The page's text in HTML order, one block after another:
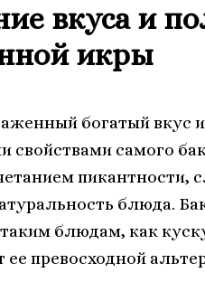
вкуса и
икры
богатый вкус
свойствами самого
пикантности,
блюда.
блюдам, как
ее превосходной